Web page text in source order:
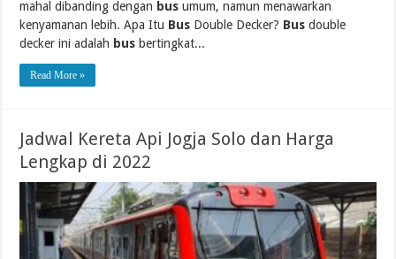
mahal dibanding dengan bus umum, namun menawarkan
kenyamanan lebih. Apa Itu Bus Double Decker? Bus double
decker ini adalah bus bertingkat...
Read More »
Jadwal Kereta Api Jogja Solo dan Harga
Lengkap di 2022